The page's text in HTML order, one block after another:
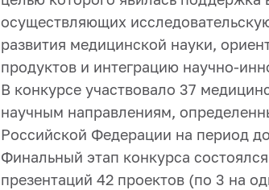
осуществляющих
развития медицинской науки,
продуктов и интеграцию научно-
В конкурсе участвовало 37
научным направлениям,
Российской Федерации на период
Финальный этап конкурса
презентаций 42 проектов (по 3 на